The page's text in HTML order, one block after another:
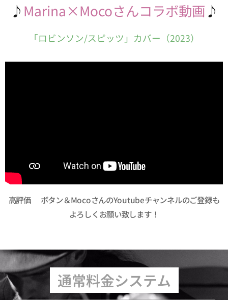
♪ Marina×Mocoさんコラボ動画♪
「ロビンソン/スピッツ」 カバー（2023）
高評価👍ボタン＆MocoさんのYoutubeチャンネルのご登録も
よろしくお願い致します！
通常料金システム